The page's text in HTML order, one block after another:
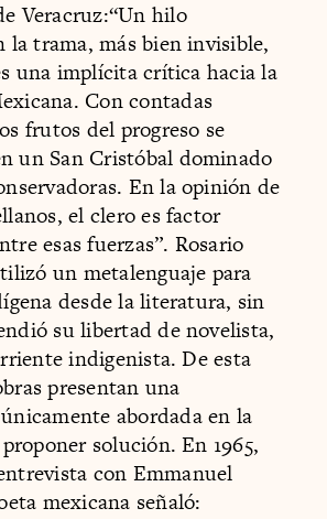
Veracruz:“Un hilo
la trama, más bien invisible,
una implícita crítica hacia la
Con contadas
frutos del progreso se
un San Cristóbal dominado
En la opinión de
el clero es factor
esas fuerzas”. Rosario
un metalenguaje para
desde la literatura, sin
su libertad de novelista,
indigenista. De esta
presentan una
abordada en la
solución. En 1965,
con Emmanuel
mexicana señaló: